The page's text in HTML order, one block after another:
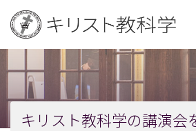
main
content
キリスト教科学の講演会